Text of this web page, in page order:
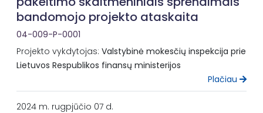
bandomojo projekto ataskaita
04-009-P-0001
Projekto vykdytojas: Valstybinė mokesčių inspekcija prie
Lietuvos Respublikos finansų ministerijos
Plačiau
2024 m. rugpjūčio 07 d.